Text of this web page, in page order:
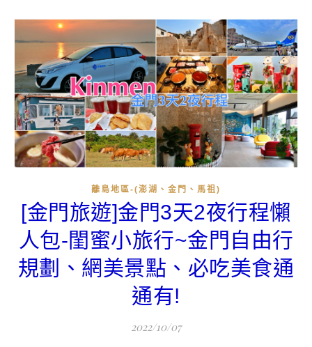
離島地區-(澎湖、金門、馬祖)
[金門旅遊]金門3天2夜行程懶
人包-閨蜜小旅行~金門自由行
規劃、網美景點、必吃美食通
通有!
2022/10/07